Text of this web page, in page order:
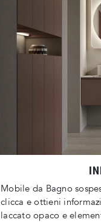
Mobile da Bagno
clicca e ottieni
laccato opaco e